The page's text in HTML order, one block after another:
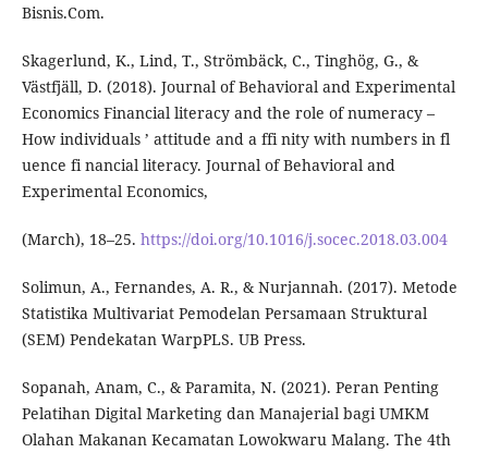
Bisnis.Com.
Skagerlund, K., Lind, T., Strömbäck, C., Tinghög, G., &
Västfjäll, D. (2018). Journal of Behavioral and Experimental
Economics Financial literacy and the role of numeracy –
How individuals ’ attitude and a ffi nity with numbers in fl
uence fi nancial literacy. Journal of Behavioral and
Experimental Economics,
(March), 18–25. https://doi.org/10.1016/j.socec.2018.03.004
Solimun, A., Fernandes, A. R., & Nurjannah. (2017). Metode
Statistika Multivariat Pemodelan Persamaan Struktural
(SEM) Pendekatan WarpPLS. UB Press.
Sopanah, Anam, C., & Paramita, N. (2021). Peran Penting
Pelatihan Digital Marketing dan Manajerial bagi UMKM
Olahan Makanan Kecamatan Lowokwaru Malang. The 4th